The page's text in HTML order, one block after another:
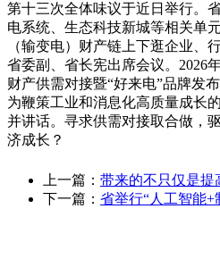
第十三次全体味议于近日举行。
电系统、生态科技新城等相关单
（输变电）财产链上下逛企业、
省委副、省长宪出席会议。2026
财产供需对接暨“好来电”品牌发
为鞭策工业和消息化高质量成长
并讲话。寻求供需对接取合做，
济成长？
上一篇： 带来的不只仅是提
下一篇： 省举行“人工智能+